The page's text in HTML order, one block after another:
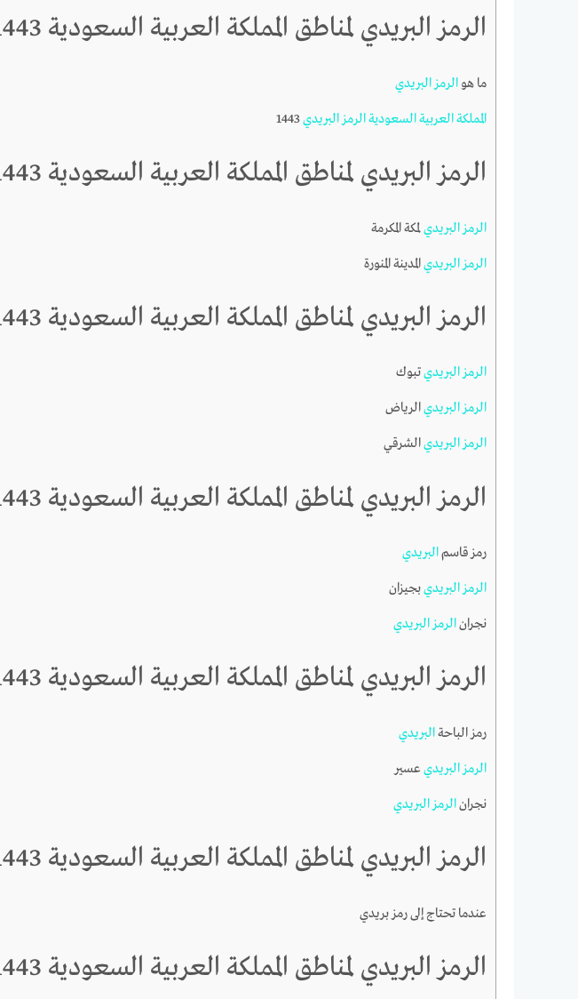
الرمز البريدي لمناطق المملكة العربية السعودية 1443
ما هو الرمز البريدي
المملكةالعربيةالسعوديةالرمز البريدي
الرمز البريدي لمناطق المملكة العربية السعودية 1443
الرمز البريديلمكة المكرمة
الرمز البريديالمدينة المنورة
الرمز البريدي لمناطق المملكة العربية السعودية 1443
الرمزالبريديتبوك
الرمزالبريديالرياض
الرمزالبريديالشرقي
الرمز البريدي لمناطق المملكة العربية السعودية 1443
رمز قاسمالبريدي
الرمزالبريديبجيزان
نجرانالرمزالبريدي
الرمز البريدي لمناطق المملكة العربية السعودية 1443
رمز الباحةالبريدي
الرمز البريدي عسير
نجرانالرمز البريدي
الرمز البريدي لمناطق المملكة العربية السعودية 1443
عندما تحتاج إلى رمز بريدي
الرمز البريدي لمناطق المملكة العربية السعودية 1443